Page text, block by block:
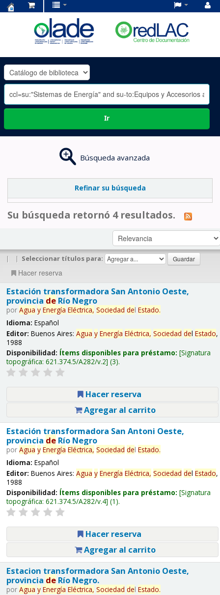
OLADE
-
Ir
Búsqueda avanzada
Refinar su búsqueda
Su búsqueda retornó 4 resultados.
| | Seleccionar títulos para:
Hacer reserva
Estación transformadora San Antonio Oeste,
provincia deRío Negro
por Agua y Energía Eléctrica, Sociedad del Estado.
Idioma: Español
Editor: Buenos Aires: Agua y Energía Eléctrica, Sociedad del Estado,
1988
Disponibilidad: Ítems disponibles para préstamo: Signatura
topográfica: 621.374.5/A282/v.2 (3).
Hacer reserva
Agregar al carrito
Estación transformadora San Antoni Oeste,
provincia deRío Negro
por Agua y Energía Eléctrica, Sociedad del Estado.
Idioma: Español
Editor: Buenos Aires: Agua y Energía Eléctrica, Sociedad del Estado,
1988
Disponibilidad: Ítems disponibles para préstamo: Signatura
topográfica: 621.374.5/A282/v.4 (1).
Hacer reserva
Agregar al carrito
Estacion transformadora San Antonio Oeste,
provincia deRío Negro.
por Agua y Energía Eléctrica, Sociedad del Estado.